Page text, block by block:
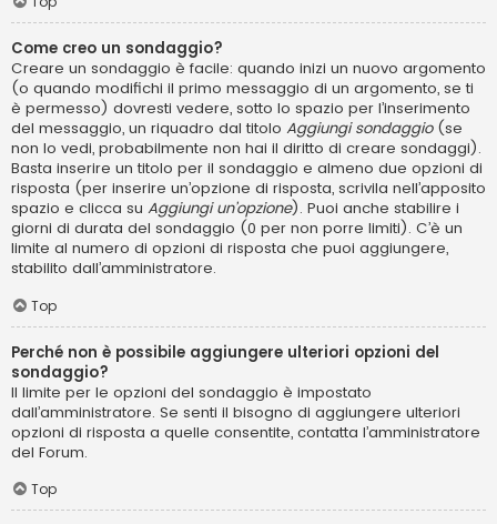
Come creo un sondaggio?
Creare un sondaggio è facile: quando inizi un nuovo argomento
(o quando modifichi il primo messaggio di un argomento, se ti
è permesso) dovresti vedere, sotto lo spazio per l’inserimento
del messaggio, un riquadro dal titolo Aggiungi sondaggio(se
non lo vedi, probabilmente non hai il diritto di creare sondaggi).
Basta inserire un titolo per il sondaggio e almeno due opzioni di
risposta (per inserire un’opzione di risposta, scrivila nell’apposito
spazio e clicca su Aggiungi un’opzione). Puoi anche stabilire i
giorni di durata del sondaggio (0 per non porre limiti). C’è un
limite al numero di opzioni di risposta che puoi aggiungere,
stabilito dall’amministratore.
Top
Perché non è possibile aggiungere ulteriori opzioni del
sondaggio?
Il limite per le opzioni del sondaggio è impostato
dall’amministratore. Se senti il bisogno di aggiungere ulteriori
opzioni di risposta a quelle consentite, contatta l’amministratore
del Forum.
Top